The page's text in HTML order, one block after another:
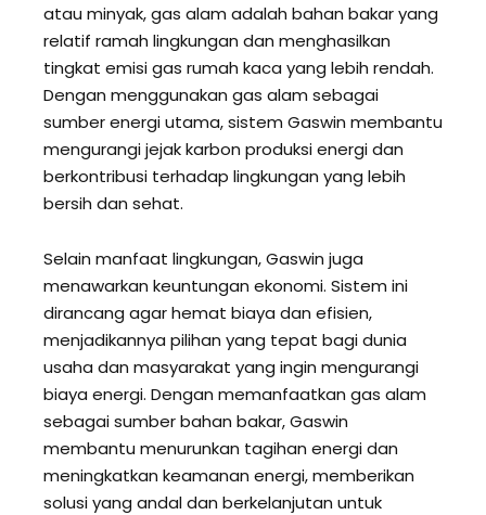
atau minyak, gas alam adalah bahan bakar yang
relatif ramah lingkungan dan menghasilkan
tingkat emisi gas rumah kaca yang lebih rendah.
Dengan menggunakan gas alam sebagai
sumber energi utama, sistem Gaswin membantu
mengurangi jejak karbon produksi energi dan
berkontribusi terhadap lingkungan yang lebih
bersih dan sehat.
Selain manfaat lingkungan, Gaswin juga
menawarkan keuntungan ekonomi. Sistem ini
dirancang agar hemat biaya dan efisien,
menjadikannya pilihan yang tepat bagi dunia
usaha dan masyarakat yang ingin mengurangi
biaya energi. Dengan memanfaatkan gas alam
sebagai sumber bahan bakar, Gaswin
membantu menurunkan tagihan energi dan
meningkatkan keamanan energi, memberikan
solusi yang andal dan berkelanjutan untuk